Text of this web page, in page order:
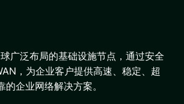
广泛布局的基础设施节点，通过安全
，为企业客户提供高速、稳定、超
企业网络解决方案。